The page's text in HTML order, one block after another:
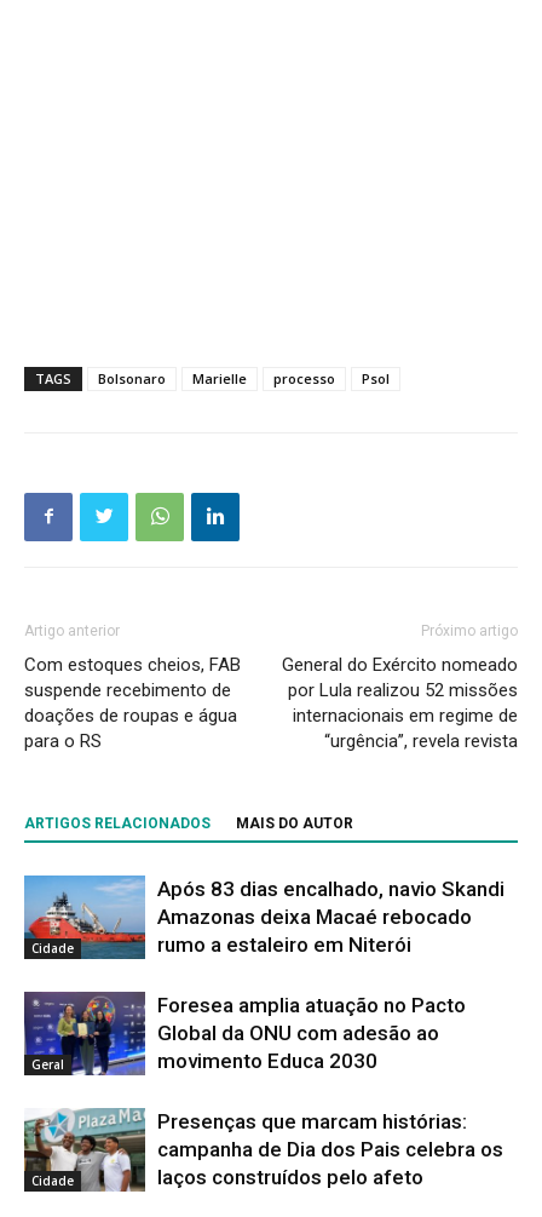
TAGS Bolsonaro Marielle processo Psol
Artigo anterior
Com estoques cheios, FAB
suspende recebimento de
doações de roupas e água
para o RS
Próximo artigo
General do Exército nomeado
por Lula realizou 52 missões
internacionais em regime de
“urgência”, revela revista
ARTIGOS RELACIONADOS MAIS DO AUTOR
Cidade
Após 83 dias encalhado, navio Skandi
Amazonas deixa Macaé rebocado
rumo a estaleiro em Niterói
Geral
Foresea amplia atuação no Pacto
Global da ONU com adesão ao
movimento Educa 2030
Cidade
Presenças que marcam histórias:
campanha de Dia dos Pais celebra os
laços construídos pelo afeto